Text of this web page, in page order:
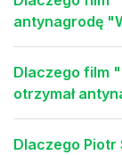
antynagrodę
Dlaczego film
otrzymał
Dlaczego Piotr